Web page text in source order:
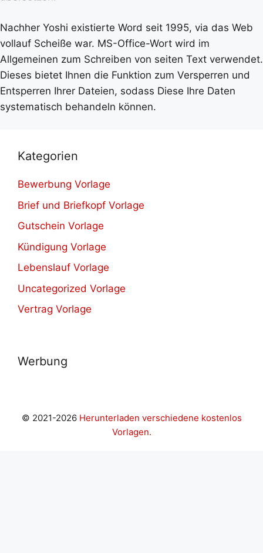
Nachher Yoshi existierte Word seit 1995, via das Web
vollauf Scheiße war. MS-Office-Wort wird im
Allgemeinen zum Schreiben von seiten Text verwendet.
Dieses bietet Ihnen die Funktion zum Versperren und
Entsperren Ihrer Dateien, sodass Diese Ihre Daten
systematisch behandeln können.
Kategorien
Bewerbung Vorlage
Brief und Briefkopf Vorlage
Gutschein Vorlage
Kündigung Vorlage
Lebenslauf Vorlage
Uncategorized Vorlage
Vertrag Vorlage
Werbung
© 2021-2026 Herunterladen verschiedene kostenlos
Vorlagen.